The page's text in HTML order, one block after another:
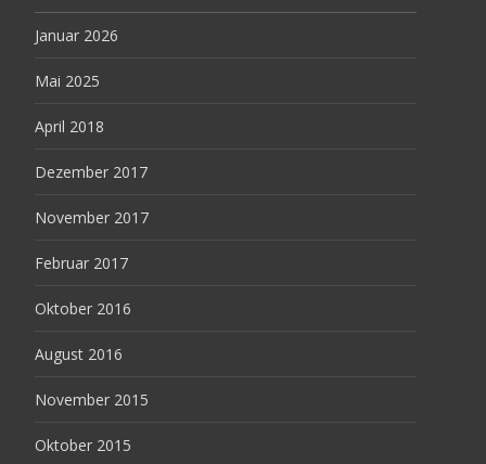
Januar 2026
Mai 2025
April 2018
Dezember 2017
November 2017
Februar 2017
Oktober 2016
August 2016
November 2015
Oktober 2015